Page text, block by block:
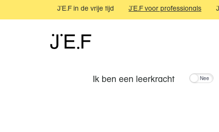
JEF in de vrije tijd JEF voor professionals
JEF
Ik ben een leerkracht Nee